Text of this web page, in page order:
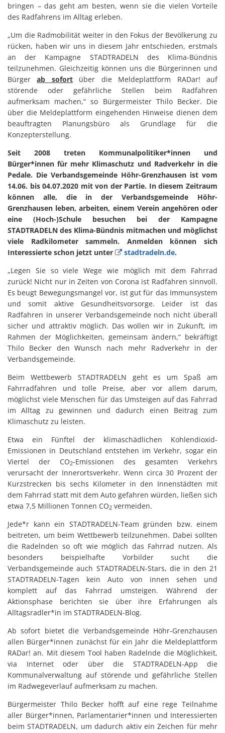
bringen – das geht am besten, wenn sie die vielen Vorteile
des Radfahrens im Alltag erleben.
„Um die Radmobilität weiter in den Fokus der Bevölkerung zu
rücken, haben wir uns in diesem Jahr entschieden, erstmals
an der Kampagne STADTRADELN des Klima-Bündnis
teilzunehmen. Gleichzeitig können uns die Bürgerinnen und
Bürgerab sofortüber die Meldeplattform RADar! auf
störende oder gefährliche Stellen beim Radfahren
aufmerksam machen,“ so Bürgermeister Thilo Becker. Die
über die Meldeplattform eingehenden Hinweise dienen dem
beauftragten Planungsbüro als Grundlage für die
Konzepterstellung.
Seit 2008 treten Kommunalpolitiker*innen und
Bürger*innen für mehr Klimaschutz und Radverkehr in die
Pedale. Die Verbandsgemeinde Höhr-Grenzhausen ist vom
14.06. bis 04.07.2020 mit von der Partie. In diesem Zeitraum
können alle, die in der Verbandsgemeinde Höhr-
Grenzhausen leben, arbeiten, einem Verein angehören oder
eine (Hoch-)Schule besuchen bei der Kampagne
STADTRADELN des Klima-Bündnis mitmachen und möglichst
viele Radkilometer sammeln. Anmelden können sich
Interessierte schon jetzt unter
stadtradeln.de.
„Legen Sie so viele Wege wie möglich mit dem Fahrrad
zurück! Nicht nur in Zeiten von Corona ist Radfahren sinnvoll.
Es beugt Bewegungsmangel vor, ist gut für das Immunsystem
und somit aktive Gesundheitsvorsorge. Leider ist das
Radfahren in unserer Verbandsgemeinde noch nicht überall
sicher und attraktiv möglich. Das wollen wir in Zukunft, im
Rahmen der Möglichkeiten, gemeinsam ändern,“ bekräftigt
Thilo Becker den Wunsch nach mehr Radverkehr in der
Verbandsgemeinde.
Beim Wettbewerb STADTRADELN geht es um Spaß am
Fahrradfahren und tolle Preise, aber vor allem darum,
möglichst viele Menschen für das Umsteigen auf das Fahrrad
im Alltag zu gewinnen und dadurch einen Beitrag zum
Klimaschutz zu leisten.
Etwa ein Fünftel der klimaschädlichen Kohlendioxid-
Emissionen in Deutschland entstehen im Verkehr, sogar ein
Viertel der CO2-Emissionen des gesamten Verkehrs
verursacht der Innerortsverkehr. Wenn circa 30 Prozent der
Kurzstrecken bis sechs Kilometer in den Innenstädten mit
dem Fahrrad statt mit dem Auto gefahren würden, ließen sich
etwa 7,5 Millionen Tonnen CO2 vermeiden.
Jede*r kann ein STADTRADELN-Team gründen bzw. einem
beitreten, um beim Wettbewerb teilzunehmen. Dabei sollten
die Radelnden so oft wie möglich das Fahrrad nutzen. Als
besonders beispielhafte Vorbilder sucht die
Verbandsgemeinde auch STADTRADELN-Stars, die in den 21
STADTRADELN-Tagen kein Auto von innen sehen und
komplett auf das Fahrrad umsteigen. Während der
Aktionsphase berichten sie über ihre Erfahrungen als
Alltagsradler*in im STADTRADELN-Blog.
Ab sofort bietet die Verbandsgemeinde Höhr-Grenzhausen
allen Bürger*innen zunächst für ein Jahr die Meldeplattform
RADar! an. Mit diesem Tool haben Radelnde die Möglichkeit,
via Internet oder über die STADTRADELN-App die
Kommunalverwaltung auf störende und gefährliche Stellen
im Radwegeverlauf aufmerksam zu machen.
Bürgermeister Thilo Becker hofft auf eine rege Teilnahme
aller Bürger*innen, Parlamentarier*innen und Interessierten
beim STADTRADELN, um dadurch aktiv ein Zeichen für mehr